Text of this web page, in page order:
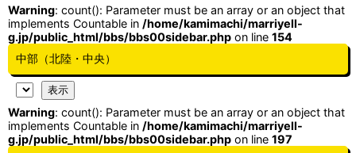
Warning: count(): Parameter must be an array or an object that
implements Countable in /home/kamimachi/marriyell-
g.jp/public_html/bbs/bbs00sidebar.php on line 154
中部（北陸・中央）
Warning: count(): Parameter must be an array or an object that
implements Countable in /home/kamimachi/marriyell-
g.jp/public_html/bbs/bbs00sidebar.php on line 197